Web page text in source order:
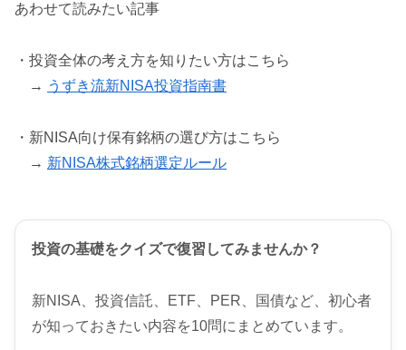
あわせて読みたい記事
・投資全体の考え方を知りたい方はこちら
→ うずき流新NISA投資指南書
・新NISA向け保有銘柄の選び方はこちら
→ 新NISA株式銘柄選定ルール
投資の基礎をクイズで復習してみませんか？
新NISA、投資信託、ETF、PER、国債など、初心者
が知っておきたい内容を10問にまとめています。